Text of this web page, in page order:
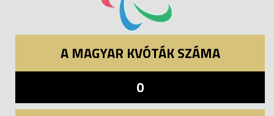
A MAGYAR KVÓTÁK SZÁMA
0